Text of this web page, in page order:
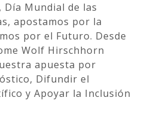
Día Mundial de las
apostamos por la
por el Futuro. Desde
Wolf Hirschhorn
apuesta por
Difundir el
y Apoyar la Inclusión